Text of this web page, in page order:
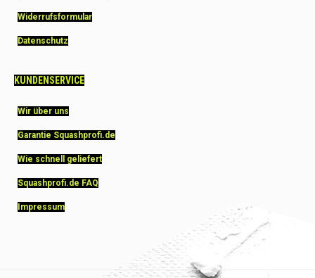
Widerrufsformular
Datenschutz
KUNDENSERVICE
Wir über uns
Garantie Squashprofi.de
Wie schnell geliefert
Squashprofi.de FAQ
Impressum